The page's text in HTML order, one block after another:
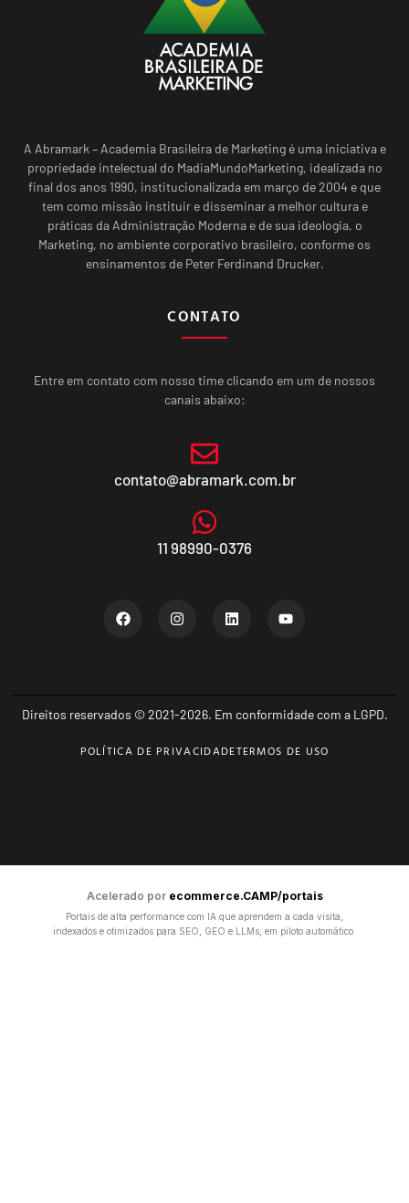
A Abramark – Academia Brasileira de Marketing é uma iniciativa e
propriedade intelectual do MadiaMundoMarketing, idealizada no
final dos anos 1990, institucionalizada em março de 2004 e que
tem como missão instituir e disseminar a melhor cultura e
práticas da Administração Moderna e de sua ideologia, o
Marketing, no ambiente corporativo brasileiro, conforme os
ensinamentos de Peter Ferdinand Drucker.
CONTATO
Entre em contato com nosso time clicando em um de nossos
canais abaixo:
contato@abramark.com.br
11 98990-0376
Direitos reservados © 2021-2026. Em conformidade com a LGPD.
POLÍTICA DE PRIVACIDADETERMOS DE USO
Acelerado por ecommerce.CAMP/portais
Portais de alta performance com IA que aprendem a cada visita,
indexados e otimizados para SEO, GEO e LLMs, em piloto automático.